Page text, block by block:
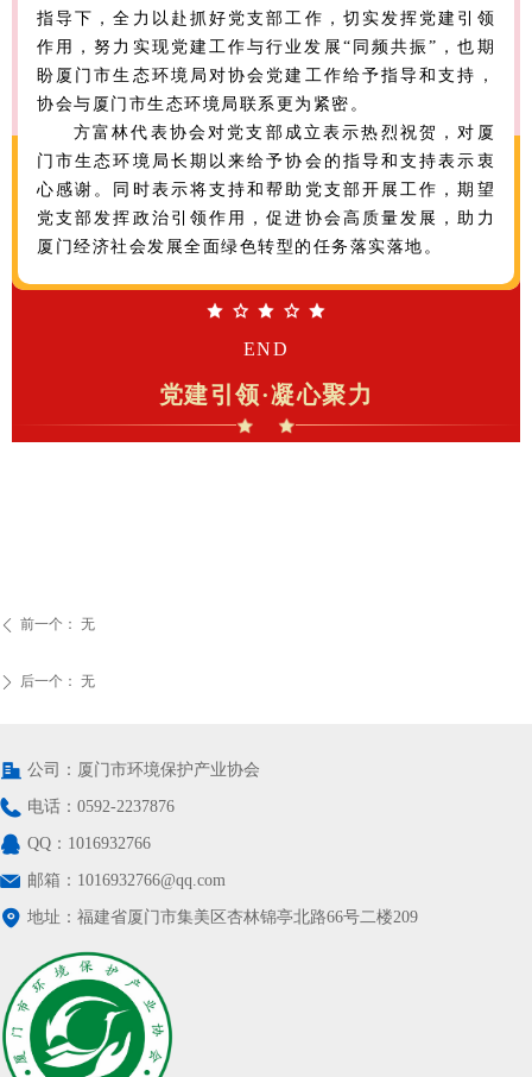
指导下，全力以赴抓好党支部工作，切实发挥党建引领
作用，努力实现党建工作与行业发展“同频共振”，也期
盼厦门市生态环境局对协会党建工作给予指导和支持，
协会与厦门市生态环境局联系更为紧密。
方富林代表协会对党支部成立表示热烈祝贺，对厦
门市生态环境局长期以来给予协会的指导和支持表示衷
心感谢。同时表示将支持和帮助党支部开展工作，期望
党支部发挥政治引领作用，促进协会高质量发展，助力
厦门经济社会发展全面绿色转型的任务落实落地。
END
党建引领·凝心聚力
ꄴ 前一个： 无
ꄲ 后一个： 无
公司： 厦门市环境保护产业协会
电话： 0592-2237876
QQ： 1016932766
邮箱： 1016932766@qq.com
地址： 福建省厦门市集美区杏林锦亭北路66号二楼209